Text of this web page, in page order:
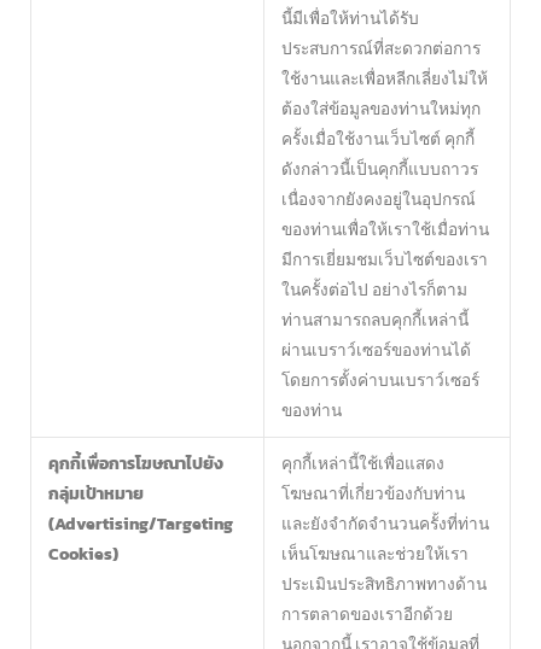
นี้มีเพื่อให้ท่านได้รับ
ประสบการณ์ที่สะดวกต่อการ
ใช้งานและเพื่อหลีกเลี่ยงไม่ให้
ต้องใส่ข้อมูลของท่านใหม่ทุก
ครั้งเมื่อใช้งานเว็บไซต์ คุกกี้
ดังกล่าวนี้เป็นคุกกี้แบบถาวร
เนื่องจากยังคงอยู่ในอุปกรณ์
ของท่านเพื่อให้เราใช้เมื่อท่าน
มีการเยี่ยมชมเว็บไซต์ของเรา
ในครั้งต่อไป อย่างไรก็ตาม
ท่านสามารถลบคุกกี้เหล่านี้
ผ่านเบราว์เซอร์ของท่านได้
โดยการตั้งค่าบนเบราว์เซอร์
ของท่าน
คุกกี้เพื่อการโฆษณาไปยัง
กลุ่มเป้าหมาย
(Advertising/Targeting
Cookies)
คุกกี้เหล่านี้ใช้เพื่อแสดง
โฆษณาที่เกี่ยวข้องกับท่าน
และยังจำกัดจำนวนครั้งที่ท่าน
เห็นโฆษณาและช่วยให้เรา
ประเมินประสิทธิภาพทางด้าน
การตลาดของเราอีกด้วย
นอกจากนี้ เราอาจใช้ข้อมูลที่